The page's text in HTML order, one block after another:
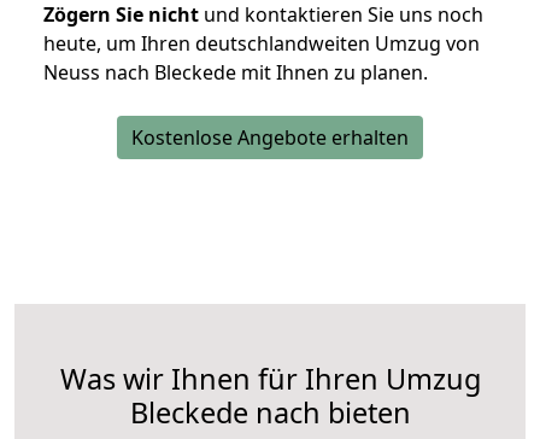
Zögern Sie nicht und kontaktieren Sie uns noch
heute, um Ihren deutschlandweiten Umzug von
Neuss nach Bleckede mit Ihnen zu planen.
Kostenlose Angebote erhalten
Was wir Ihnen für Ihren Umzug
Bleckede nach bieten